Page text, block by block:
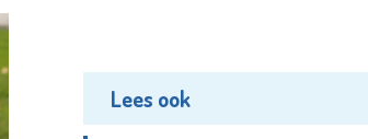
Lees ook